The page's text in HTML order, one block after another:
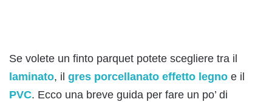
Se volete un finto parquet potete scegliere tra il
laminato, il gres porcellanato effetto legno e il
PVC. Ecco una breve guida per fare un po’ di